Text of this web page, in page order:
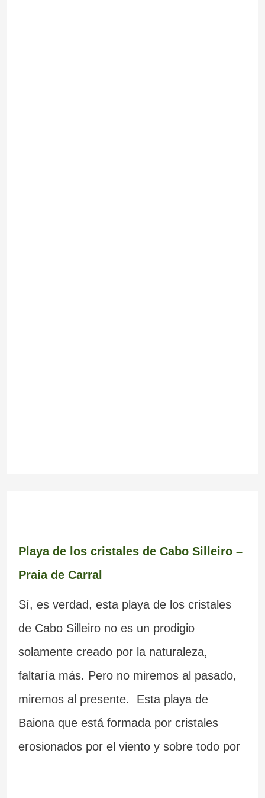
Playa de los cristales de Cabo Silleiro –
Praia de Carral
Sí, es verdad, esta playa de los cristales
de Cabo Silleiro no es un prodigio
solamente creado por la naturaleza,
faltaría más. Pero no miremos al pasado,
miremos al presente. Esta playa de
Baiona que está formada por cristales
erosionados por el viento y sobre todo por